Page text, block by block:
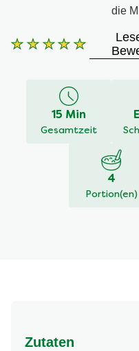
die
Die
Sandwich
beträgt
15 Min
Gesamtzeit
4
Portion(en)
Zutaten